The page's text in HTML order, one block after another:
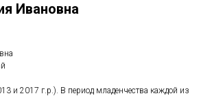
Ивановна
и 2017 г.р.). В период младенчества каждой из